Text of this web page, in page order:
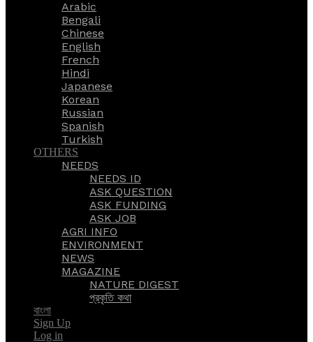
Arabic
Bengali
Chinese
English
French
Hindi
Japanese
Korean
Russian
Spanish
Turkish
OTHERS
NEEDS
NEEDS ID
ASK QUESTION
ASK FUNDING
ASK JOB
AGRI INFO
ENVIRONMENT
NEWS
MAGAZINE
NATURE DIGEST
প্রকৃতি কথা
বাংলা
Sign Up
Log in